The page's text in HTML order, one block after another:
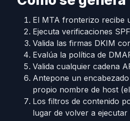
El MTA fronterizo recibe
Ejecuta verificaciones
Valida las firmas DKIM
Evalúa la política de
Valida cualquier cadena
Antepone un encabezado
propio nombre de host (el
Los filtros de contenido
lugar de volver a ejecutar